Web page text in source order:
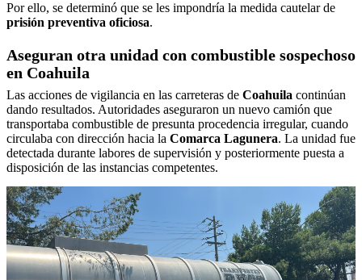
Por ello, se determinó que se les impondría la medida cautelar de
prisión preventiva oficiosa.
Aseguran otra unidad con combustible sospechoso
en Coahuila
Las acciones de vigilancia en las carreteras de Coahuila continúan
dando resultados. Autoridades aseguraron un nuevo camión que
transportaba combustible de presunta procedencia irregular, cuando
circulaba con dirección hacia la Comarca Lagunera. La unidad fue
detectada durante labores de supervisión y posteriormente puesta a
disposición de las instancias competentes.